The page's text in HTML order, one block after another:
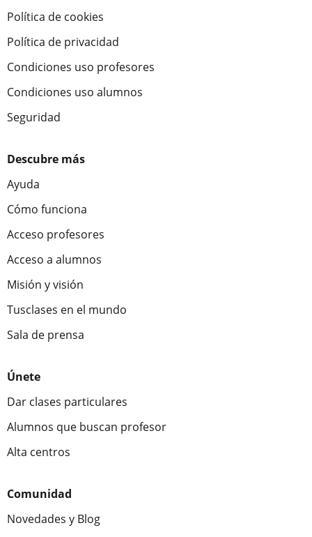
Política de cookies
Política de privacidad
Condiciones uso profesores
Condiciones uso alumnos
Seguridad
Descubre más
Ayuda
Cómo funciona
Acceso profesores
Acceso a alumnos
Misión y visión
Tusclases en el mundo
Sala de prensa
Únete
Dar clases particulares
Alumnos que buscan profesor
Alta centros
Comunidad
Novedades y Blog